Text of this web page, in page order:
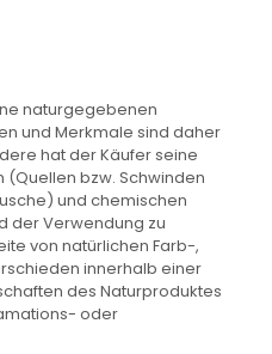
naturgegebenen
und Merkmale sind daher
hat der Käufer seine
bzw. Schwinden
und chemischen
der Verwendung zu
von natürlichen Farb-,
innerhalb einer
des Naturproduktes
oder